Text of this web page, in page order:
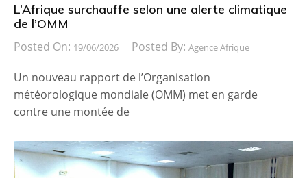
L’Afrique surchauffe selon une alerte climatique
de l’OMM
Posted On: 19/06/2026 Posted By: Agence Afrique
Un nouveau rapport de l’Organisation
météorologique mondiale (OMM) met en garde
contre une montée de